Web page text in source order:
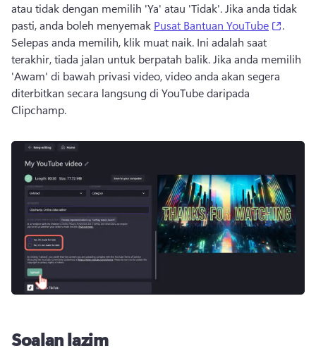
atau tidak dengan memilih 'Ya' atau 'Tidak'. Jika anda tidak
pasti, anda boleh menyemak Pusat Bantuan YouTube
Selepas anda memilih, klik muat naik. Ini adalah saat
terakhir, tiada jalan untuk berpatah balik. Jika anda memilih
'Awam' di bawah privasi video, video anda akan segera
diterbitkan secara langsung di YouTube daripada
Clipchamp.
Soalan lazim